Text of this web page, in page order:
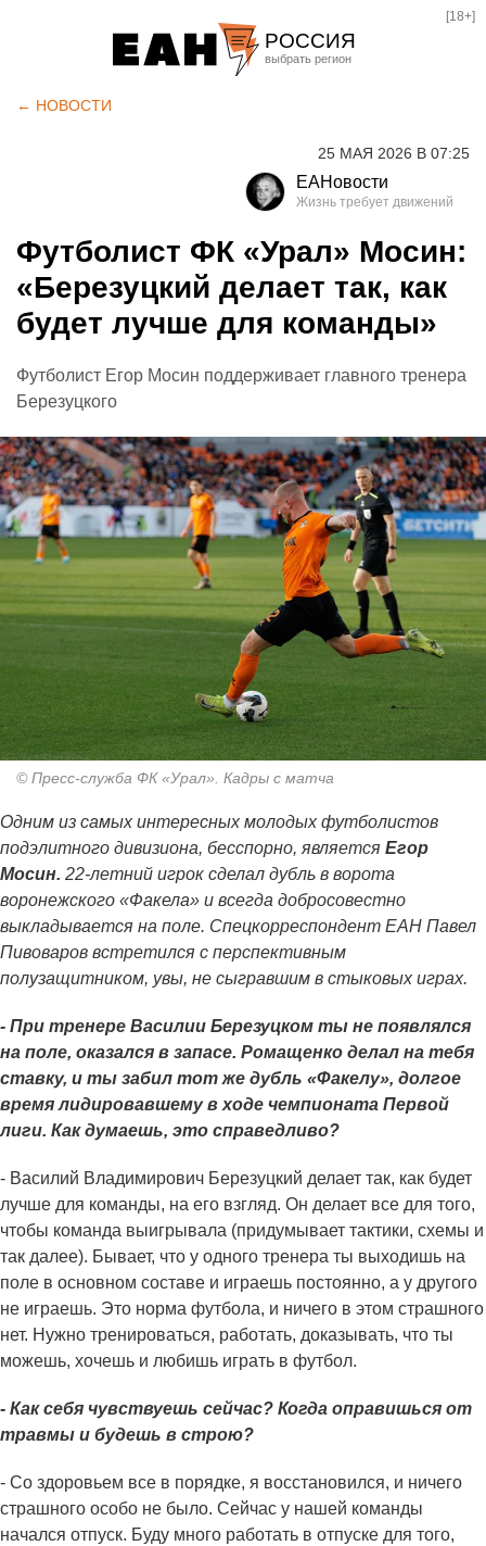
РОССИЯ
Курган
Оренбург
[18+]
← НОВОСТИ
25 МАЯ 2026 В 07:25
ЕАНовости
Футболист ФК «Урал» Мосин:
«Березуцкий делает так, как
будет лучше для команды»
Футболист Егор Мосин поддерживает главного тренера
Березуцкого
© Пресс-служба ФК «Урал». Кадры с матча
Одним из самых интересных молодых футболистов
подэлитного дивизиона, бесспорно, является Егор
Мосин. 22-летний игрок сделал дубль в ворота
воронежского «Факела» и всегда добросовестно
выкладывается на поле. Спецкорреспондент ЕАН Павел
Пивоваров встретился с перспективным
полузащитником, увы, не сыгравшим в стыковых играх.
- При тренере Василии Березуцком ты не появлялся
на поле, оказался в запасе. Ромащенко делал на тебя
ставку, и ты забил тот же дубль «Факелу», долгое
время лидировавшему в ходе чемпионата Первой
лиги. Как думаешь, это справедливо?
- Василий Владимирович Березуцкий делает так, как будет
лучше для команды, на его взгляд. Он делает все для того,
чтобы команда выигрывала (придумывает тактики, схемы и
так далее). Бывает, что у одного тренера ты выходишь на
поле в основном составе и играешь постоянно, а у другого
не играешь. Это норма футбола, и ничего в этом страшного
нет. Нужно тренироваться, работать, доказывать, что ты
можешь, хочешь и любишь играть в футбол.
- Как себя чувствуешь сейчас? Когда оправишься от
травмы и будешь в строю?
- Со здоровьем все в порядке, я восстановился, и ничего
страшного особо не было. Сейчас у нашей команды
начался отпуск. Буду много работать в отпуске для того,